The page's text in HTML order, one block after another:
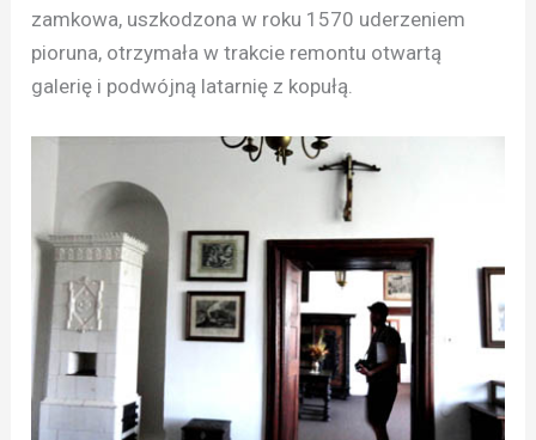
zamkowa, uszkodzona w roku 1570 uderzeniem
pioruna, otrzymała w trakcie remontu otwartą
galerię i podwójną latarnię z kopułą.